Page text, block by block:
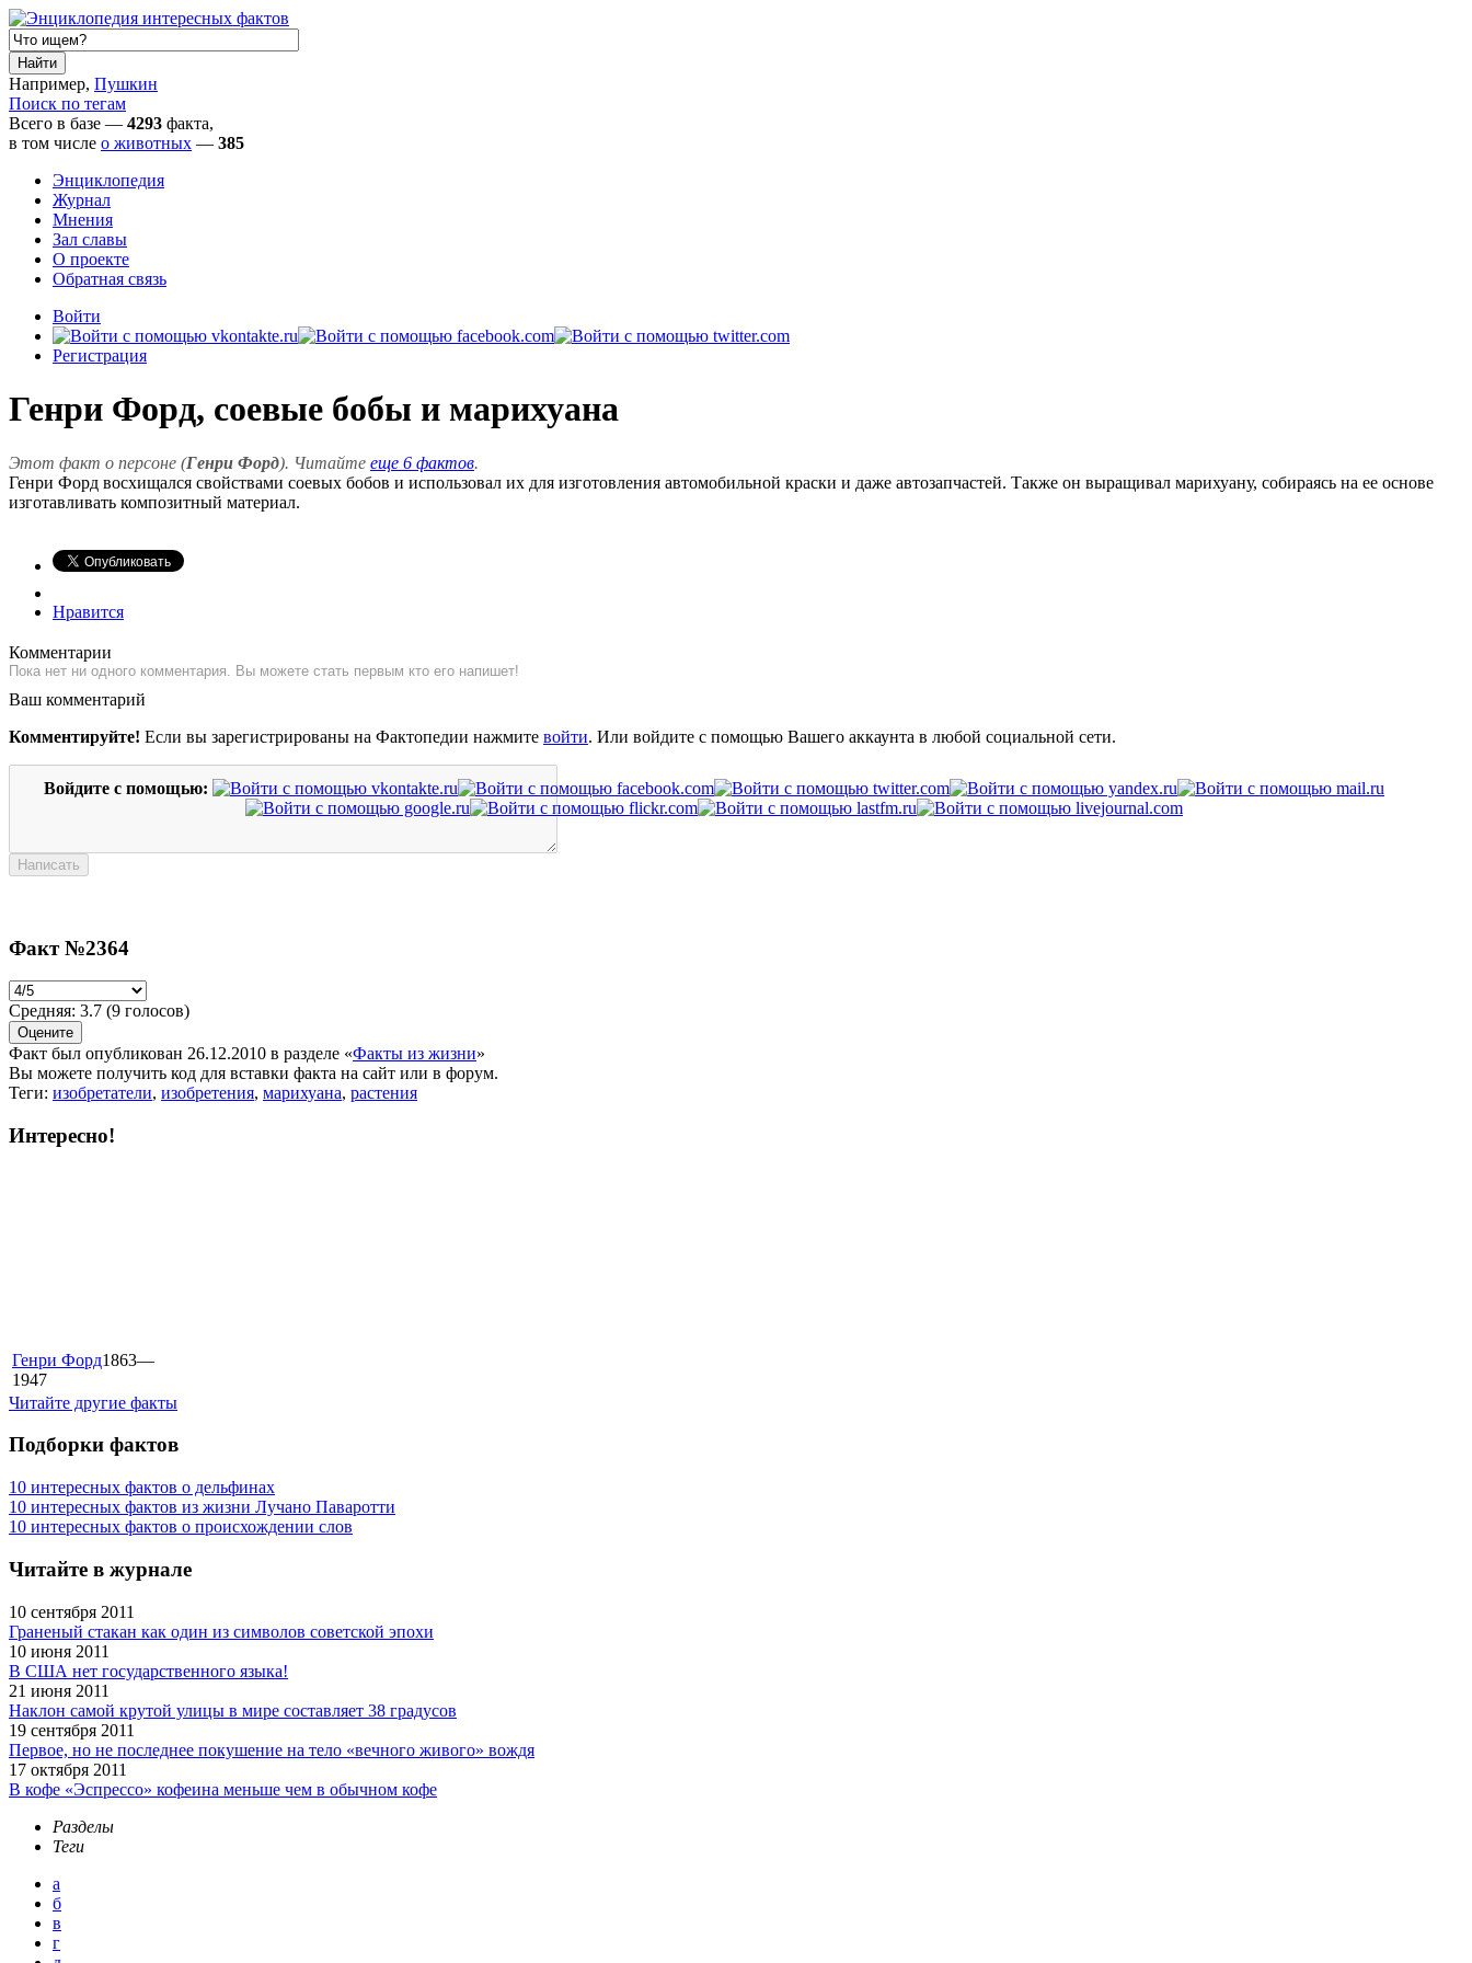
Например, Пушкин
Поиск по тегам
Всего в базе — 4293 факта,
в том числе о животных — 385
Энциклопедия
Журнал
Мнения
Зал славы
О проекте
Обратная связь
Войти
Регистрация
Генри Форд, соевые бобы и марихуана
Этот факт о персоне (Генри Форд). Читайте еще 6 фактов.
Генри Форд восхищался свойствами соевых бобов и использовал их для изготовления автомобильной краски и даже автозапчастей. Также он выращивал марихуану, собираясь на ее основе
изготавливать композитный материал.
Нравится
Комментарии
Пока нет ни одного комментария. Вы можете стать первым кто его напишет!
Ваш комментарий
Комментируйте! Если вы зарегистрированы на Фактопедии нажмите войти. Или войдите с помощью Вашего аккаунта в любой социальной сети.
Войдите с помощью:
Факт №2364
Средняя: 3.7 (9 голосов)
Факт был опубликован 26.12.2010 в разделе «Факты из жизни»
Вы можете получить код для вставки факта на сайт или в форум.
Теги: изобретатели, изобретения, марихуана, растения
Интересно!
Генри Форд1863—
1947
Читайте другие факты
Подборки фактов
10 интересных фактов о дельфинах
10 интересных фактов из жизни Лучано Паваротти
10 интересных фактов о происхождении слов
Читайте в журнале
10 сентября 2011
Граненый стакан как один из символов советской эпохи
10 июня 2011
В США нет государственного языка!
21 июня 2011
Наклон самой крутой улицы в мире составляет 38 градусов
19 сентября 2011
Первое, но не последнее покушение на тело «вечного живого» вождя
17 октября 2011
В кофе «Эспрессо» кофеина меньше чем в обычном кофе
Разделы
Теги
а
б
в
г